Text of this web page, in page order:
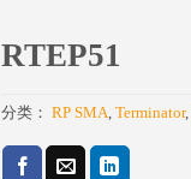
RTEP51
分类： RP SMA Terminator,